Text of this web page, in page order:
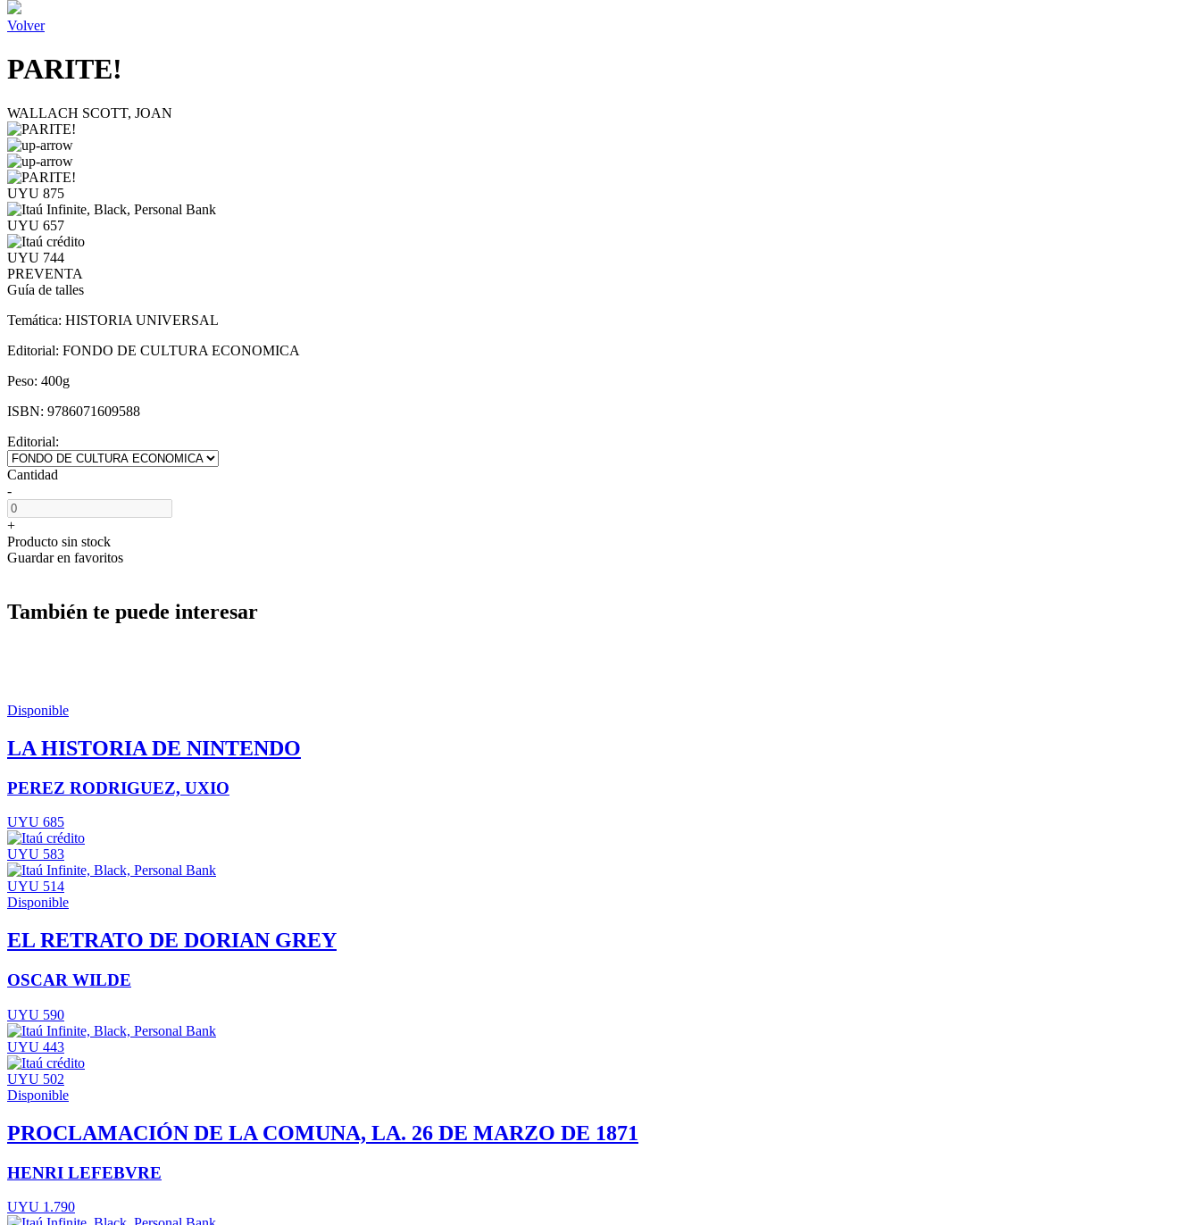
Volver
PARITE!
WALLACH SCOTT, JOAN
UYU 875
UYU 657
UYU 744
PREVENTA
Guía de talles
Temática: HISTORIA UNIVERSAL
Editorial: FONDO DE CULTURA ECONOMICA
Peso: 400g
ISBN: 9786071609588
Editorial:
Cantidad
-
+
Producto sin stock
Guardar en favoritos
También te puede interesar
Disponible
LA HISTORIA DE NINTENDO
PEREZ RODRIGUEZ, UXIO
UYU 685
UYU 583
UYU 514
Disponible
EL RETRATO DE DORIAN GREY
OSCAR WILDE
UYU 590
UYU 443
UYU 502
Disponible
PROCLAMACIÓN DE LA COMUNA, LA. 26 DE MARZO DE 1871
HENRI LEFEBVRE
UYU 1.790